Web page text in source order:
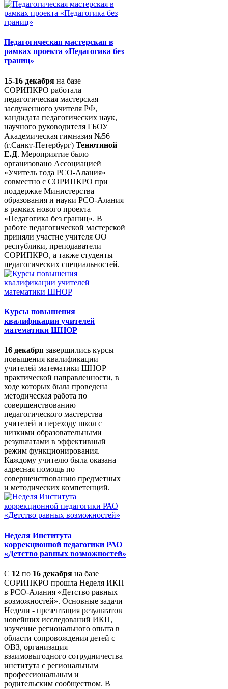
Педагогическая мастерская в
рамках проекта «Педагогика без
границ»
15-16 декабря на базе
СОРИПКРО работала
педагогическая мастерская
заслуженного учителя РФ,
кандидата педагогических наук,
научного руководителя ГБОУ
Академическая гимназия №56
(г.Санкт-Петербург) Тенютиной
Е.Д. Мероприятие было
организовано Ассоциацией
«Учитель года РСО-Алания»
совместно с СОРИПКРО при
поддержке Министерства
образования и науки РСО-Алания
в рамках нового проекта
«Педагогика без границ». В
работе педагогической мастерской
приняли участие учителя ОО
республики, преподаватели
СОРИПКРО, а также студенты
педагогических специальностей.
Курсы повышения
квалификации учителей
математики ШНОР
16 декабря завершились курсы
повышения квалификации
учителей математики ШНОР
практической направленности, в
ходе которых была проведена
методическая работа по
совершенствованию
педагогического мастерства
учителей и переходу школ с
низкими образовательными
результатами в эффективный
режим функционирования.
Каждому учителю была оказана
адресная помощь по
совершенствованию предметных
и методических компетенций.
Неделя Института
коррекционной педагогики РАО
«Детство равных возможностей»
С 12 по 16 декабря на базе
СОРИПКРО прошла Неделя ИКП
в РСО-Алания «Детство равных
возможностей». Основные задачи
Недели - презентация результатов
новейших исследований ИКП,
изучение регионального опыта в
области сопровождения детей с
ОВЗ, организация
взаимовыгодного сотрудничества
института с региональным
профессиональным и
родительским сообществом. В